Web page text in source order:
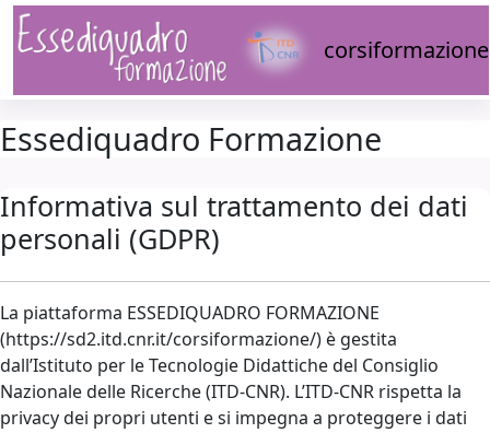
Vai al contenuto principale
corsiformazione
Essediquadro Formazione
Informativa sul trattamento dei dati
personali (GDPR)
La piattaforma ESSEDIQUADRO FORMAZIONE
(https://sd2.itd.cnr.it/corsiformazione/) è gestita
dall’Istituto per le Tecnologie Didattiche del Consiglio
Nazionale delle Ricerche (ITD-CNR). L’ITD-CNR rispetta la
privacy dei propri utenti e si impegna a proteggere i dati